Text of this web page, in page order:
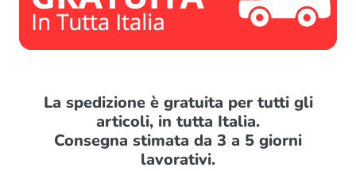
La spedizione è gratuita per tutti gli
articoli, in tutta Italia.
Consegna stimata da 3 a 5 giorni
lavorativi.